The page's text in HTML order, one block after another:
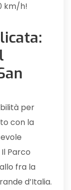
km/h!
per
con la
Parco
fra la
d’Italia.